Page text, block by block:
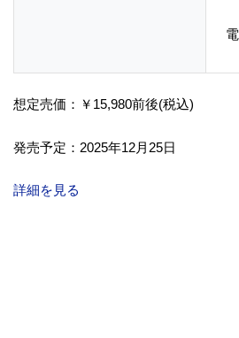
電
想定売価：￥15,980前後(税込)
発売予定：2025年12月25日
詳細を見る